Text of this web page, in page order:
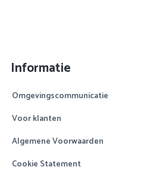
Informatie
Omgevingscommunicatie
Voor klanten
Algemene Voorwaarden
Cookie Statement